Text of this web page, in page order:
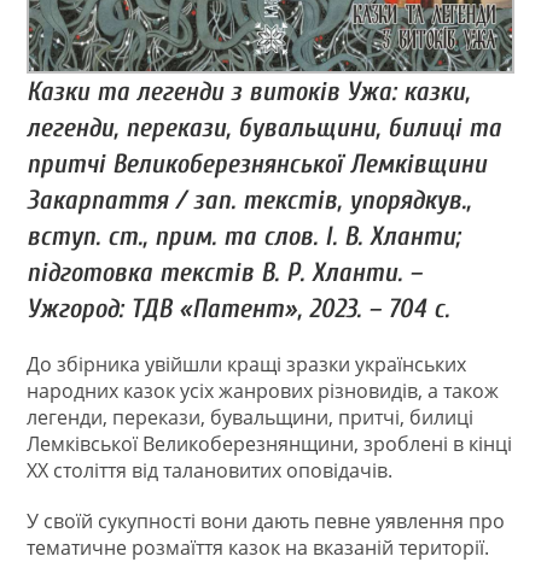
Казки та легенди з витоків Ужа: казки,
легенди, перекази, бувальщини, билиці та
притчі Великоберезнянської Лемківщини
Закарпаття / зап. текстів, упорядкув.,
вступ. ст., прим. та слов. І. В. Хланти;
підготовка текстів В. Р. Хланти. –
Ужгород: ТДВ «Патент», 2023. – 704 с.
До збірника увійшли кращі зразки українських
народних казок усіх жанрових різновидів, а також
легенди, перекази, бувальщини, притчі, билиці
Лемківської Великоберезнянщини, зроблені в кінці
ХХ століття від талановитих оповідачів.
У своїй сукупності вони дають певне уявлення про
тематичне розмаїття казок на вказаній території.